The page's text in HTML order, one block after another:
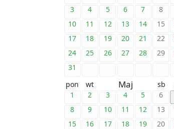
3
4 5 6 7 8
10
11 12 13 14 15
17
18 19 20 21 22
24
25 26 27 28 29
31
pon wt Maj sb
1
2 3 4 5 6
8
9 10 11 12 13
15
16 17 18 19 20